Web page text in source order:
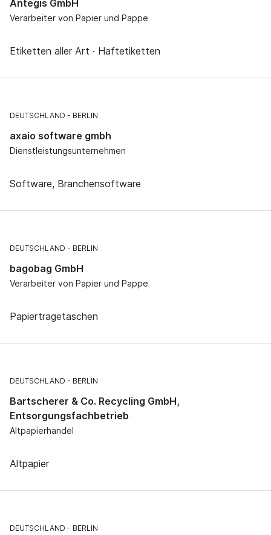
Antegis GmbH
Verarbeiter von Papier und Pappe
Etiketten aller Art · Haftetiketten
DEUTSCHLAND BERLIN
axaio software gmbh
Dienstleistungsunternehmen
Software, Branchensoftware
DEUTSCHLAND BERLIN
bagobag GmbH
Verarbeiter von Papier und Pappe
Papiertragetaschen
DEUTSCHLAND BERLIN
Bartscherer & Co. Recycling GmbH,
Entsorgungsfachbetrieb
Altpapierhandel
Altpapier
DEUTSCHLAND BERLIN